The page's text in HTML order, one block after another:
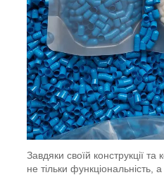
Завдяки своїй конструкції
не тільки функціональність,